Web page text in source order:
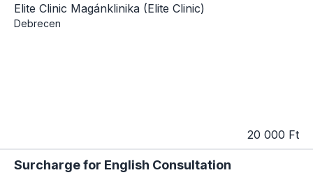
Elite Clinic Magánklinika (Elite Clinic)
Debrecen
20 000 Ft
Surcharge for English Consultation